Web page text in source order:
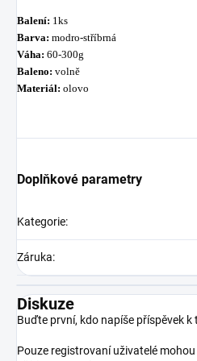
Balení: 1ks
Barva: modro-stříbrná
Váha: 60-300g
Baleno: volně
Materiál: olovo
Doplňkové parametry
Kategorie:
Záruka:
Diskuze
Buďte první, kdo napíše příspěvek k
Pouze registrovaní uživatelé